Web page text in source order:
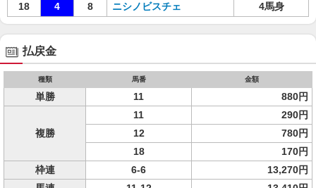
18
4 8 ニシノビスチェ 4馬身
払戻金
種類 馬番 金額
単勝 11 880円
複勝
11
290円
12
780円
18
170円
枠連
6-6
13,270円